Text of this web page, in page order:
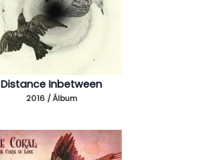
Distance Inbetween
2016 / Álbum